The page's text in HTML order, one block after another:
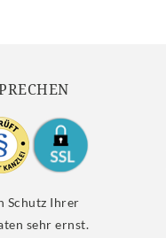
Schutz Ihrer
sehr ernst.